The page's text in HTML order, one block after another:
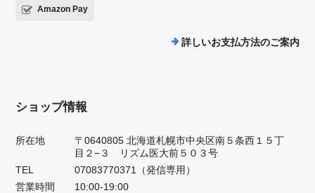
Amazon Pay
詳しいお支払方法のご案内
ショップ情報
所在地
〒0640805 北海道札幌市中央区南５条西１５丁
目２−３ リズム医大前５０３号
TEL
07083770371（発信専用）
営業時間
10:00-19:00